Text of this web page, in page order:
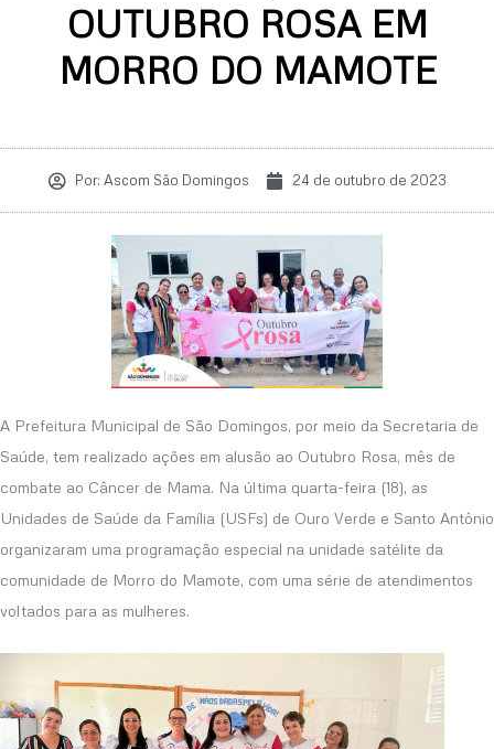
OUTUBRO ROSA EM
MORRO DO MAMOTE
Por: Ascom São Domingos 24 de outubro de 2023
A Prefeitura Municipal de São Domingos, por meio da Secretaria de
Saúde, tem realizado ações em alusão ao Outubro Rosa, mês de
combate ao Câncer de Mama. Na última quarta-feira (18), as
Unidades de Saúde da Família (USFs) de Ouro Verde e Santo Antônio
organizaram uma programação especial na unidade satélite da
comunidade de Morro do Mamote, com uma série de atendimentos
voltados para as mulheres.